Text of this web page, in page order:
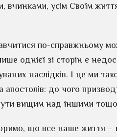
вчинками, усім Своїм
по-справжньому
однієї зі сторін є
наслідків. І це ми
апостолів: до чого
вищим над іншими
що все наше життя –